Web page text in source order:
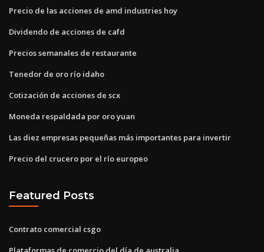
Precio de las acciones de amd industries hoy
Dividendo de acciones de cafd
Precios semanales de restaurante
Tenedor de oro río idaho
Cotización de acciones de scx
Moneda respaldada por oro yuan
Las diez empresas pequeñas más importantes para invertir
Precio del crucero por el río europeo
Featured Posts
Contrato comercial csgo